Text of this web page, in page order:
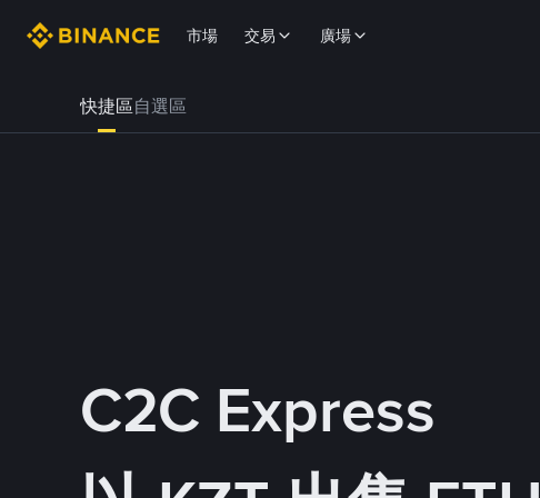
市場 交易 廣場
快捷區自選區
C2C Express